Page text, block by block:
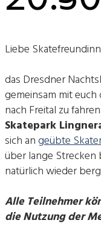
Liebe
das Dresdner
gemeinsam mit
nach Freital zu
Skatepark
sich angeübte
über lange Strecken
natürlich wieder
Alle Teilnehmer
die Nutzung der